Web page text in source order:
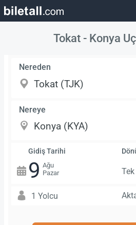
Tokat - Konya
Nereden
Nereye
Gidiş Tarihi
9 Ağu
Pazar
1 Yolcu